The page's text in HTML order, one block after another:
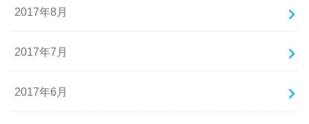
2017年8月
2017年7月
2017年6月